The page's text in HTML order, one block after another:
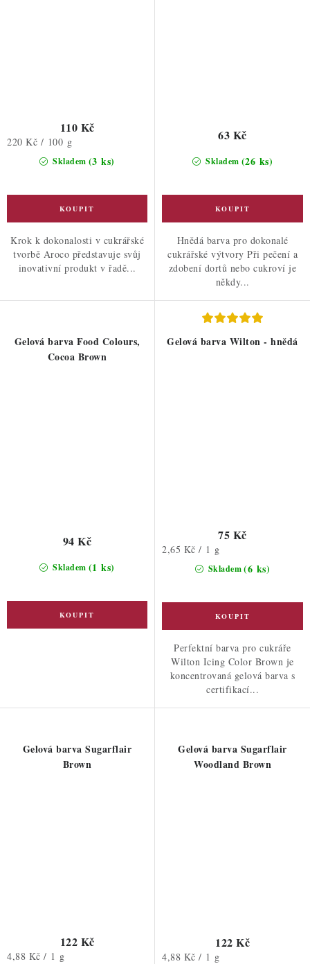
Skladem (3 ks)
110 Kč
Měrná
220 Kč / 100 g
Krok k dokonalosti v cukrářské
tvorbě Aroco představuje svůj
inovativní produkt v řadě...
Skladem (26 ks)
63 Kč
Hnědá barva pro dokonalé
cukrářské výtvory Při pečení a
zdobení dortů nebo cukroví je
někdy...
Gelová barva Food Colours,
Cocoa Brown
Skladem (1 ks)
94 Kč
Gelová barva Wilton - hnědá
Skladem(6 ks)
75 Kč
Měrná
2,65 Kč / 1 g
Perfektní barva pro cukráře
Wilton Icing Color Brown je
koncentrovaná gelová barva s
certifikací...
Gelová barva Sugarflair
Brown
122 Kč
Měrná
4,88 Kč / 1 g
Gelová barva Sugarflair
Woodland Brown
122 Kč
Měrná
4,88 Kč / 1 g